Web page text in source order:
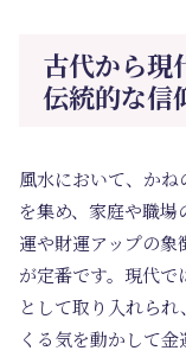
古代から現
伝統的な信
風水において、か
を集め、家庭や職
運や財運アップの
が定番です。現代
として取り入れら
くる気を動かして